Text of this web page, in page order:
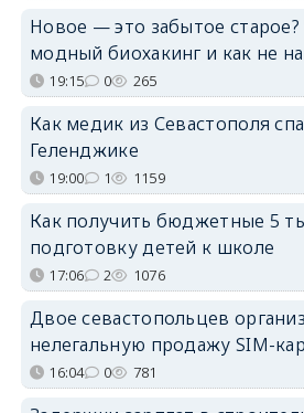
Новое — это забытое старое?
модный биохакинг и как не
19:15 0 265
Как медик из Севастополя
Геленджике
19:00 1 1159
Как получить бюджетные 5
подготовку детей к школе
17:06 2 1076
Двое севастопольцев
нелегальную продажу SIM-
16:04 0 781